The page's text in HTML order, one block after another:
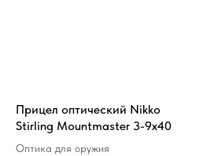
Прицел оптический Nikko
Stirling Mountmaster 3-9х40
Оптика для оружия